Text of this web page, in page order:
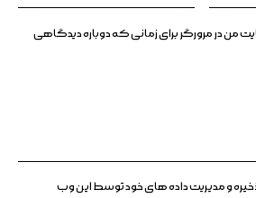
من در مرورگر برای زمانی که دوباره دیدگاهی
ذخیره و مدیریت داده های خود توسط این وب